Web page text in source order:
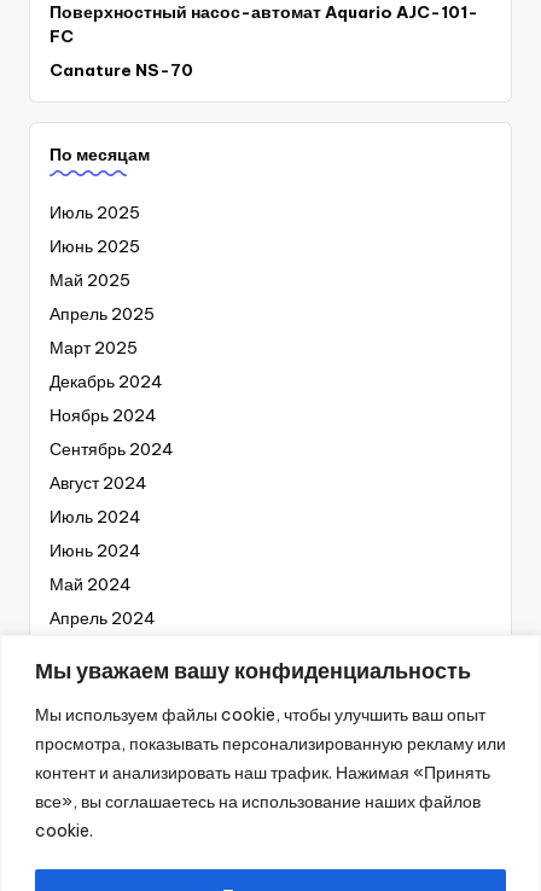
Мы уважаем вашу конфиденциальность
Мы используем файлы cookie, чтобы улучшить ваш опыт
просмотра, показывать персонализированную рекламу или
контент и анализировать наш трафик. Нажимая «Принять
все», вы соглашаетесь на использование наших файлов
cookie.
Поверхностный насос-автомат Aquario AJC-101-
FC
Canature NS-70
По месяцам
Июль 2025
Июнь 2025
Май 2025
Апрель 2025
Март 2025
Декабрь 2024
Ноябрь 2024
Сентябрь 2024
Август 2024
Июль 2024
Июнь 2024
Май 2024
Апрель 2024
Февраль 2024
Январь 2024
Декабрь 2023
Октябрь 2023